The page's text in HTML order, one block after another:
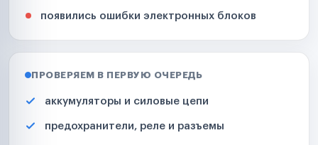
появились ошибки электронных блоков
ПРОВЕРЯЕМ В ПЕРВУЮ ОЧЕРЕДЬ
аккумуляторы и силовые цепи
предохранители, реле и разъемы